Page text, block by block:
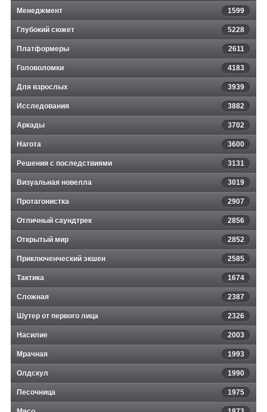
Менеджмент 1599
Глубокий сюжет 5228
Платформеры 2611
Головоломки 4183
Для взрослых 3939
Исследования 3882
Аркады 3702
Нагота 3600
Решения с последствиями 3131
Визуальная новелла 3019
Протагонистка 2907
Отличный саундтрек 2856
Открытый мир 2852
Приключенческий экшен 2585
Тактика 1674
Сложная 2387
Шутер от первого лица 2326
Насилие 2003
Мрачная 1993
Олдскул 1990
Песочница 1975